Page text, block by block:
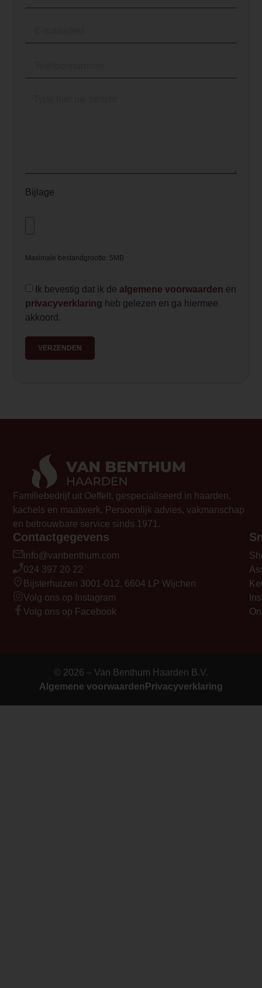
</ul>
Description
Bijlage
Maximale bestandgrootte: 5MB
Ik bevestig dat ik de algemene voorwaarden en
privacyverklaring heb gelezen en ga hiermee
akkoord.
VERZENDEN
Familiebedrijf uit Oeffelt, gespecialiseerd in haarden,
kachels en maatwerk. Persoonlijk advies, vakmanschap
en betrouwbare service sinds 1971.
Contactgegevens
info@vanbenthum.com
024 397 20 22
Bijsterhuizen 3001-012, 6604 LP Wijchen
Volg ons op Instagram
Volg ons op Facebook
© 2026 – Van Benthum Haarden B.V.
Algemene voorwaarden Privacyverklaring